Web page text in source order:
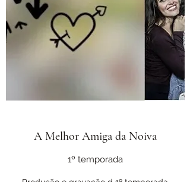
A Melhor Amiga da Noiva
1º temporada